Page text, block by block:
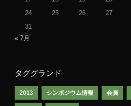
24
25 26 27
31
« 7月
タググランド
2013 シンポジウム情報 会員